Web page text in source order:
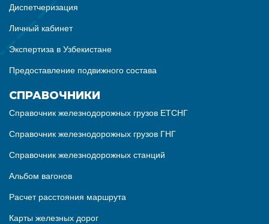
Диспетчеризация
Личный кабинет
Экспертиза в Узбекистане
Предоставление подвижного состава
СПРАВОЧНИКИ
Справочник железнодорожных грузов ЕТСНГ
Справочник железнодорожных грузов ГНГ
Справочник железнодорожных станций
Альбом вагонов
Расчет расстояния маршрута
Карты железных дорог